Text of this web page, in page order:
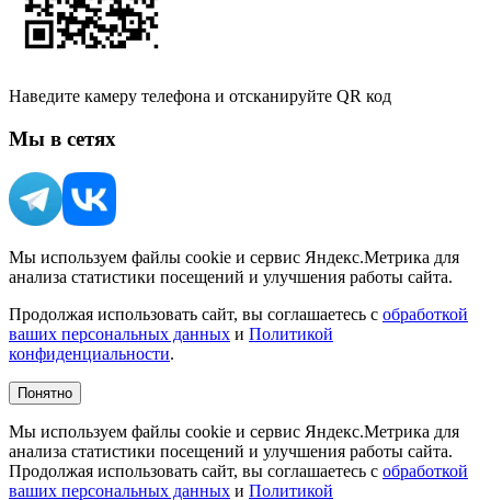
Наведите камеру телефона и отсканируйте QR код
Мы в сетях
Мы используем файлы cookie и сервис Яндекс.Метрика для
анализа статистики посещений и улучшения работы сайта.
Продолжая использовать сайт, вы соглашаетесь с обработкой
ваших персональных данных и Политикой
конфиденциальности.
Понятно
Мы используем файлы cookie и сервис Яндекс.Метрика для
анализа статистики посещений и улучшения работы сайта.
Продолжая использовать сайт, вы соглашаетесь с обработкой
ваших персональных данных и Политикой